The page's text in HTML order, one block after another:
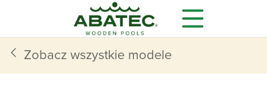
Zobacz wszystkie modele